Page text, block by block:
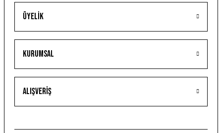
Üyelik
Kurumsal
Alışveriş